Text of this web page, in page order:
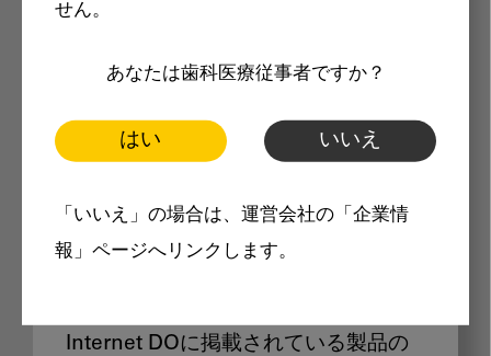
せん。
あなたは歯科医療従事者ですか？
はい いいえ
「いいえ」の場合は、運営会社の「企業情
報」ページへリンクします。
製品価格も閲覧可能
Internet DOに掲載されている製品の